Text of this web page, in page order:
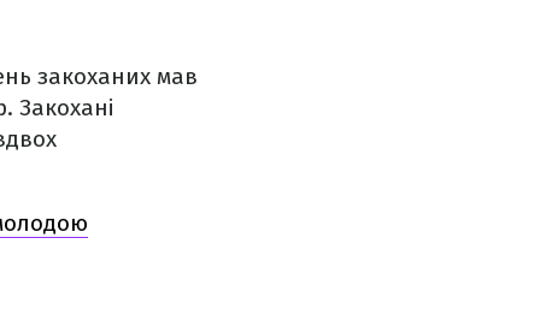
закоханих мав
Закохані